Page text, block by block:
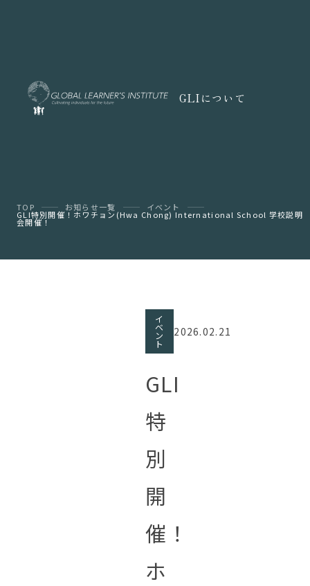
GLIについて
TOP お知らせ一覧 イベント
GLI特別開催！ホワチョン(Hwa Chong) International School 学校説明
会開催！
イ
ベ
ン
ト
2026.02.21
GLI
特
別
開
催！
ホ